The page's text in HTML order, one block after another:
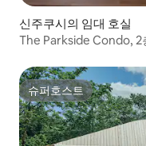
신주쿠시의 임대 호실
The Parkside Condo, 2
슈퍼호스트
슈퍼호스트